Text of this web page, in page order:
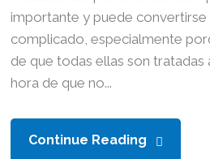
importante y puede convertirse
complicado, especialmente
de que todas ellas son tratadas
hora de que no...
Continue Reading